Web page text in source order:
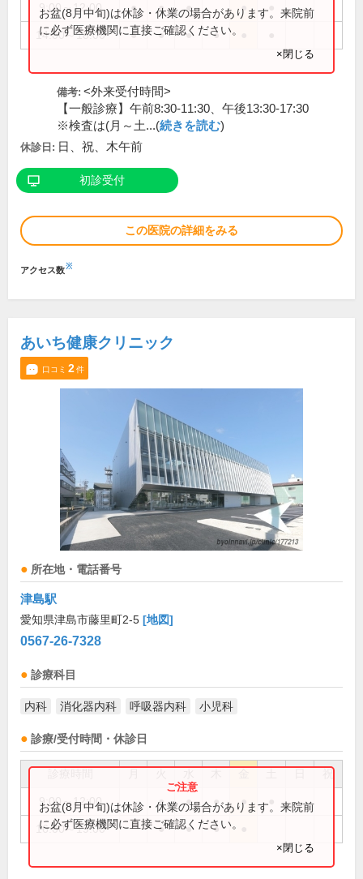
9:00～12:00 ● ● ● ●
14:00～18:00 ● ● ● ●
お盆(8月中旬)は休診・休業の場合があります。来院前
に必ず医療機関に直接ご確認ください。
×閉じる
備考: <外来受付時間>
【一般診療】午前8:30-11:30、午後13:30-17:30
※検査は(月～土...(続きを読む)
休診日: 日、祝、木午前
初診受付
この医院の詳細をみる
アクセス数※
あいち健康クリニック
口コミ 2件
所在地・電話番号
津島駅
愛知県津島市藤里町2-5 [地図]
0567-26-7328
診療科目
内科 消化器内科 呼吸器内科 小児科
診療/受付時間・休診日
祝
9:00～12:00 ● ● ● ●
16:00～19:00 ● ● ●
お盆(8月中旬)は休診・休業の場合があります。来院前
に必ず医療機関に直接ご確認ください。
×閉じる